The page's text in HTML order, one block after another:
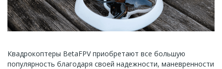
Квадрокоптеры BetaFPV приобретают все большую
популярность благодаря своей надежности, маневренности